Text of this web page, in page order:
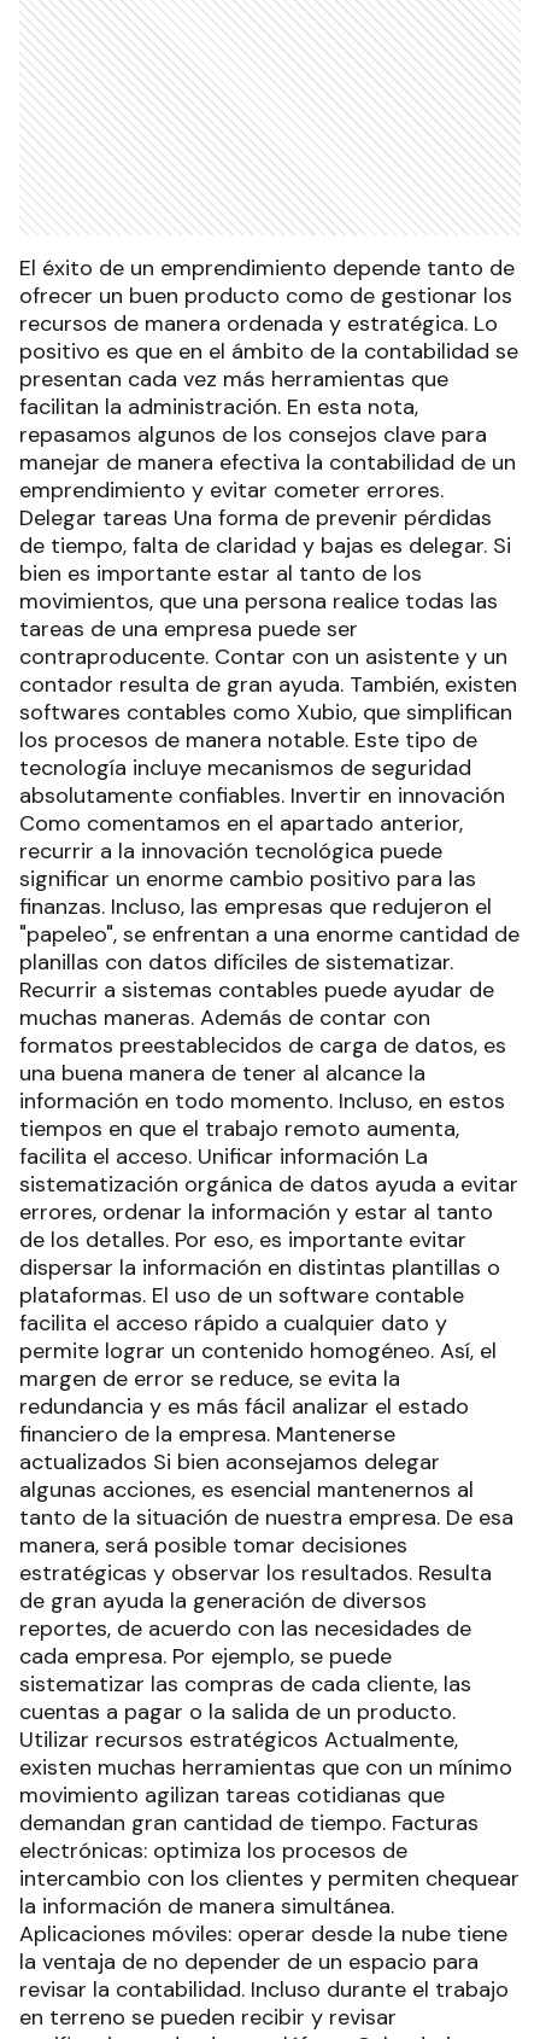
El éxito de un emprendimiento depende tanto de
ofrecer un buen producto como de gestionar los
recursos de manera ordenada y estratégica. Lo
positivo es que en el ámbito de la contabilidad se
presentan cada vez más herramientas que
facilitan la administración. En esta nota,
repasamos algunos de los consejos clave para
manejar de manera efectiva la contabilidad de un
emprendimiento y evitar cometer errores.
Delegar tareas Una forma de prevenir pérdidas
de tiempo, falta de claridad y bajas es delegar. Si
bien es importante estar al tanto de los
movimientos, que una persona realice todas las
tareas de una empresa puede ser
contraproducente. Contar con un asistente y un
contador resulta de gran ayuda. También, existen
softwares contables como Xubio, que simplifican
los procesos de manera notable. Este tipo de
tecnología incluye mecanismos de seguridad
absolutamente confiables. Invertir en innovación
Como comentamos en el apartado anterior,
recurrir a la innovación tecnológica puede
significar un enorme cambio positivo para las
finanzas. Incluso, las empresas que redujeron el
"papeleo", se enfrentan a una enorme cantidad de
planillas con datos difíciles de sistematizar.
Recurrir a sistemas contables puede ayudar de
muchas maneras. Además de contar con
formatos preestablecidos de carga de datos, es
una buena manera de tener al alcance la
información en todo momento. Incluso, en estos
tiempos en que el trabajo remoto aumenta,
facilita el acceso. Unificar información La
sistematización orgánica de datos ayuda a evitar
errores, ordenar la información y estar al tanto
de los detalles. Por eso, es importante evitar
dispersar la información en distintas plantillas o
plataformas. El uso de un software contable
facilita el acceso rápido a cualquier dato y
permite lograr un contenido homogéneo. Así, el
margen de error se reduce, se evita la
redundancia y es más fácil analizar el estado
financiero de la empresa. Mantenerse
actualizados Si bien aconsejamos delegar
algunas acciones, es esencial mantenernos al
tanto de la situación de nuestra empresa. De esa
manera, será posible tomar decisiones
estratégicas y observar los resultados. Resulta
de gran ayuda la generación de diversos
reportes, de acuerdo con las necesidades de
cada empresa. Por ejemplo, se puede
sistematizar las compras de cada cliente, las
cuentas a pagar o la salida de un producto.
Utilizar recursos estratégicos Actualmente,
existen muchas herramientas que con un mínimo
movimiento agilizan tareas cotidianas que
demandan gran cantidad de tiempo. Facturas
electrónicas: optimiza los procesos de
intercambio con los clientes y permiten chequear
la información de manera simultánea.
Aplicaciones móviles: operar desde la nube tiene
la ventaja de no depender de un espacio para
revisar la contabilidad. Incluso durante el trabajo
en terreno se pueden recibir y revisar